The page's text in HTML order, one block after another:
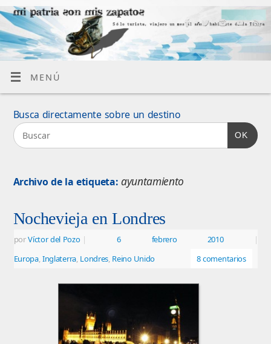
MENÚ
Busca directamente sobre un destino
OK
Archivo de la etiqueta: ayuntamiento
Nochevieja en Londres
porVíctor del Pozo | 6 febrero 2010
|
Europa,Inglaterra, Londres Reino Unido 8 comentarios